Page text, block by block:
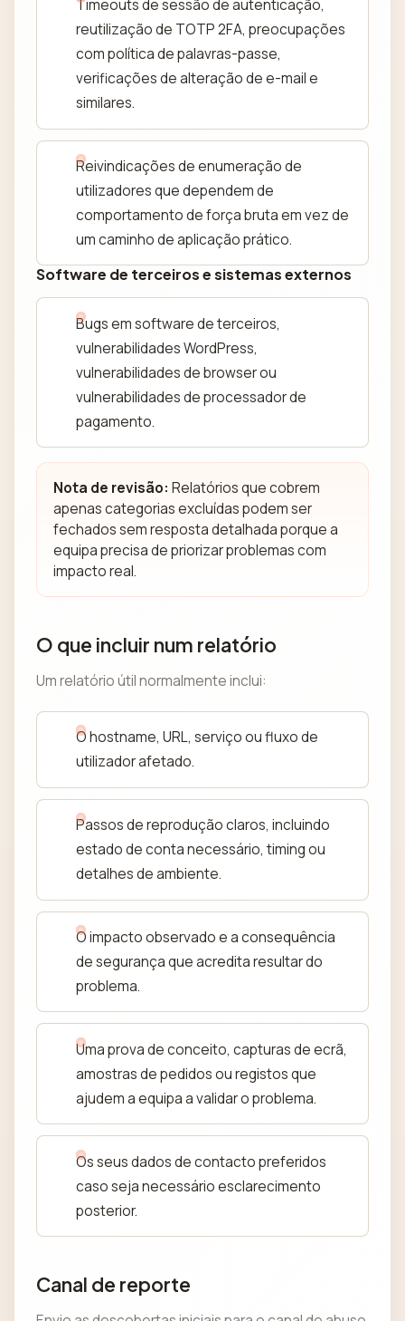
Timeouts de sessão de autenticação,
reutilização de TOTP 2FA, preocupações
com política de palavras-passe,
verificações de alteração de e-mail e
similares.
Reivindicações de enumeração de
utilizadores que dependem de
comportamento de força bruta em vez de
um caminho de aplicação prático.
Software de terceiros e sistemas externos
Bugs em software de terceiros,
vulnerabilidades WordPress,
vulnerabilidades de browser ou
vulnerabilidades de processador de
pagamento.
Nota de revisão: Relatórios que cobrem
apenas categorias excluídas podem ser
fechados sem resposta detalhada porque a
equipa precisa de priorizar problemas com
impacto real.
O que incluir num relatório
Um relatório útil normalmente inclui:
O hostname, URL, serviço ou fluxo de
utilizador afetado.
Passos de reprodução claros, incluindo
estado de conta necessário, timing ou
detalhes de ambiente.
O impacto observado e a consequência
de segurança que acredita resultar do
problema.
Uma prova de conceito, capturas de ecrã,
amostras de pedidos ou registos que
ajudem a equipa a validar o problema.
Os seus dados de contacto preferidos
caso seja necessário esclarecimento
posterior.
Canal de reporte